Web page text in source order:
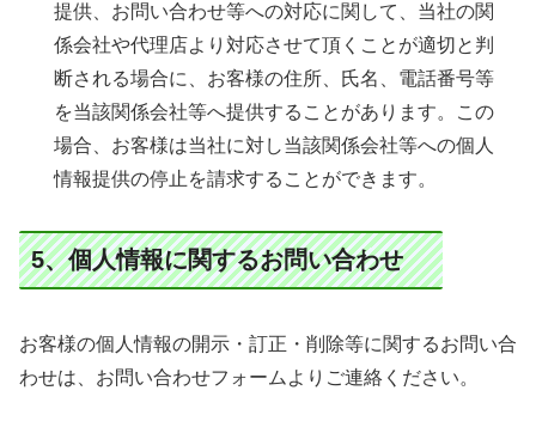
提供、お問い合わせ等への対応に関して、当社の関
係会社や代理店より対応させて頂くことが適切と判
断される場合に、お客様の住所、氏名、電話番号等
を当該関係会社等へ提供することがあります。この
場合、お客様は当社に対し当該関係会社等への個人
情報提供の停止を請求することができます。
5、個人情報に関するお問い合わせ
お客様の個人情報の開示・訂正・削除等に関するお問い合
わせは、お問い合わせフォームよりご連絡ください。